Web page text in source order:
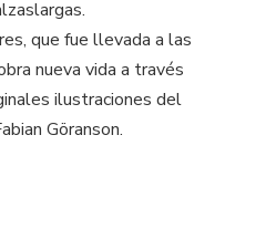
que fue llevada a las
nueva vida a través
ilustraciones del
Göranson.